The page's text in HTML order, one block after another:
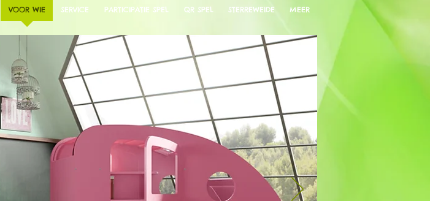
VOOR WIE SERVICE PARTICIPATIE SPEL QR SPEL STERREWEIDE MEER